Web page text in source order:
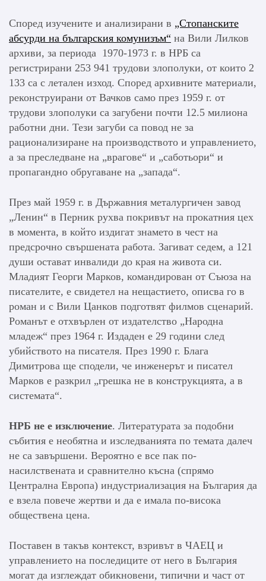
Според изучените и анализирани в „Стопанските
абсурди на българския комунизъм“ на Вили Лилков
архиви, за периода 1970-1973 г. в НРБ са
регистрирани 253 941 трудови злополуки, от които 2
133 са с летален изход. Според архивните материали,
реконструирани от Вачков само през 1959 г. от
трудови злополуки са загубени почти 12.5 милиона
работни дни. Тези загуби са повод не за
рационализиране на производството и управлението,
а за преследване на „врагове“ и „саботьори“ и
пропагандно обругаване на „запада“.
През май 1959 г. в Държавния металургичен завод
„Ленин“ в Перник рухва покривът на прокатния цех
в момента, в който издигат знамето в чест на
предсрочно свършената работа. Загиват седем, а 121
души остават инвалиди до края на живота си.
Младият Георги Марков, командирован от Съюза на
писателите, е свидетел на нещастието, описва го в
роман и с Вили Цанков подготвят филмов сценарий.
Романът е отхвърлен от издателство „Народна
младеж“ през 1964 г. Издаден е 29 години след
убийството на писателя. През 1990 г. Блага
Димитрова ще сподели, че инженерът и писател
Марков е разкрил „грешка не в конструкцията, а в
системата“.
НРБ не е изключение. Литературата за подобни
събития е необятна и изследванията по темата далеч
не са завършени. Вероятно е все пак по-
насилствената и сравнително късна (спрямо
Централна Европа) индустриализация на България да
е взела повече жертви и да е имала по-висока
обществена цена.
Поставен в такъв контекст, взривът в ЧАЕЦ и
управлението на последиците от него в България
могат да изглеждат обикновени, типични и част от